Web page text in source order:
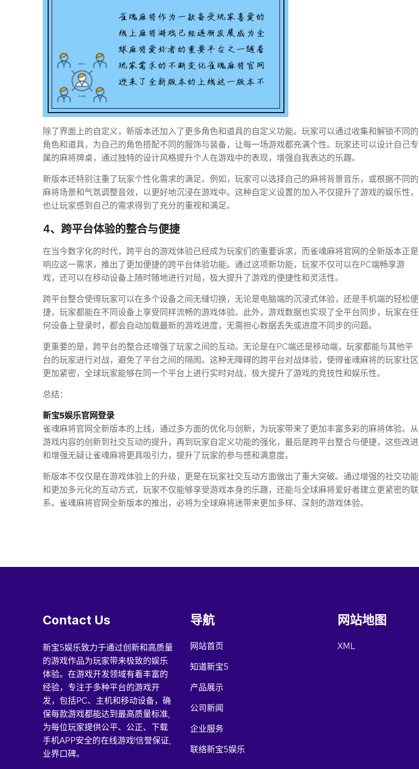
除了界面上的自定义，新版本还加入了更多角色和道具的自定义功能。玩家可以通过收集和解锁不同的
角色和道具，为自己的角色搭配不同的服饰与装备，让每一场游戏都充满个性。玩家还可以设计自己专
属的麻将牌桌，通过独特的设计风格提升个人在游戏中的表现，增强自我表达的乐趣。
新版本还特别注重了玩家个性化需求的满足。例如，玩家可以选择自己的麻将背景音乐，或根据不同的
麻将场景和气氛调整音效，以更好地沉浸在游戏中。这种自定义设置的加入不仅提升了游戏的娱乐性，
也让玩家感到自己的需求得到了充分的重视和满足。
4、跨平台体验的整合与便捷
在当今数字化的时代，跨平台的游戏体验已经成为玩家们的重要诉求，而雀魂麻将官网的全新版本正是
响应这一需求，推出了更加便捷的跨平台体验功能。通过这项新功能，玩家不仅可以在PC端畅享游
戏，还可以在移动设备上随时随地进行对局，极大提升了游戏的便捷性和灵活性。
跨平台整合使得玩家可以在多个设备之间无缝切换，无论是电脑端的沉浸式体验，还是手机端的轻松便
捷，玩家都能在不同设备上享受同样流畅的游戏体验。此外，游戏数据也实现了全平台同步，玩家在任
何设备上登录时，都会自动加载最新的游戏进度，无需担心数据丢失或进度不同步的问题。
更重要的是，跨平台的整合还增强了玩家之间的互动。无论是在PC端还是移动端，玩家都能与其他平
台的玩家进行对战，避免了平台之间的隔阂。这种无障碍的跨平台对战体验，使得雀魂麻将的玩家社区
更加紧密，全球玩家能够在同一个平台上进行实时对战，极大提升了游戏的竞技性和娱乐性。
总结：
新宝5娱乐官网登录
雀魂麻将官网全新版本的上线，通过多方面的优化与创新，为玩家带来了更加丰富多彩的麻将体验。从
游戏内容的创新到社交互动的提升，再到玩家自定义功能的强化，最后是跨平台整合与便捷，这些改进
和增强无疑让雀魂麻将更具吸引力，提升了玩家的参与感和满意度。
新版本不仅仅是在游戏体验上的升级，更是在玩家社交互动方面做出了重大突破。通过增强的社交功能
和更加多元化的互动方式，玩家不仅能够享受游戏本身的乐趣，还能与全球麻将爱好者建立更紧密的联
系。雀魂麻将官网全新版本的推出，必将为全球麻将迷带来更加多样、深刻的游戏体验。
Contact Us
新宝5娱乐致力于通过创新和高质量
的游戏作品为玩家带来极致的娱乐
体验。在游戏开发领域有着丰富的
经验，专注于多种平台的游戏开
发，包括PC、主机和移动设备，确
保每款游戏都能达到最高质量标准,
为每位玩家提供公平、公正、下载
手机APP安全的在线游戏!信誉保证,
业界口碑。
导航
网站首页
知道新宝5
产品展示
公司新闻
企业服务
联络新宝5娱乐
网站地图
XML